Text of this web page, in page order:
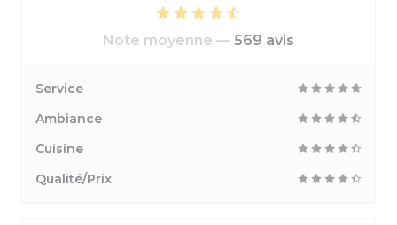
Note moyenne — 569 avis
Service
Ambiance
Cuisine
Qualité/Prix